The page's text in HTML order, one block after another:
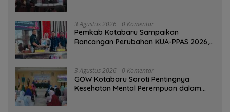
3 Agustus 2026 0 Komentar
Pemkab Kotabaru Sampaikan
Rancangan Perubahan KUA-PPAS 2026,
3 Agustus 2026 0 Komentar
GOW Kotabaru Soroti Pentingnya
Kesehatan Mental Perempuan dalam